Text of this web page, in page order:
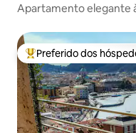
Apartamento elegante
Entre os melhores
Preferido dos